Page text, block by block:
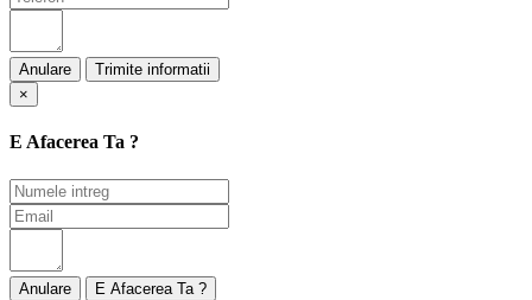
Anulare
×
E Afacerea Ta ?
Anulare